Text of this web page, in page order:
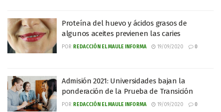
Proteína del huevo y ácidos grasos de
algunos aceites previenen las caries
POR REDACCIÓN EL MAULE INFORMA 19/09/2020 0
Admisión 2021: Universidades bajan la
ponderación de la Prueba de Transición
POR REDACCIÓN EL MAULE INFORMA 19/09/2020 0